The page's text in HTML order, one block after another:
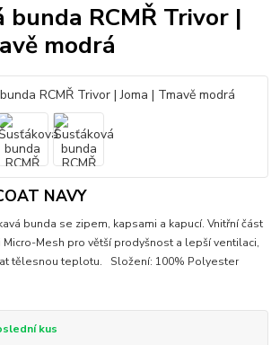
bunda RCMŘ Trivor |
modrá
NAVY
bunda se zipem, kapsami a kapucí. Vnitřní část
Mesh pro větší prodyšnost a lepší ventilaci,
tělesnou teplotu. Složení: 100% Polyester
kus